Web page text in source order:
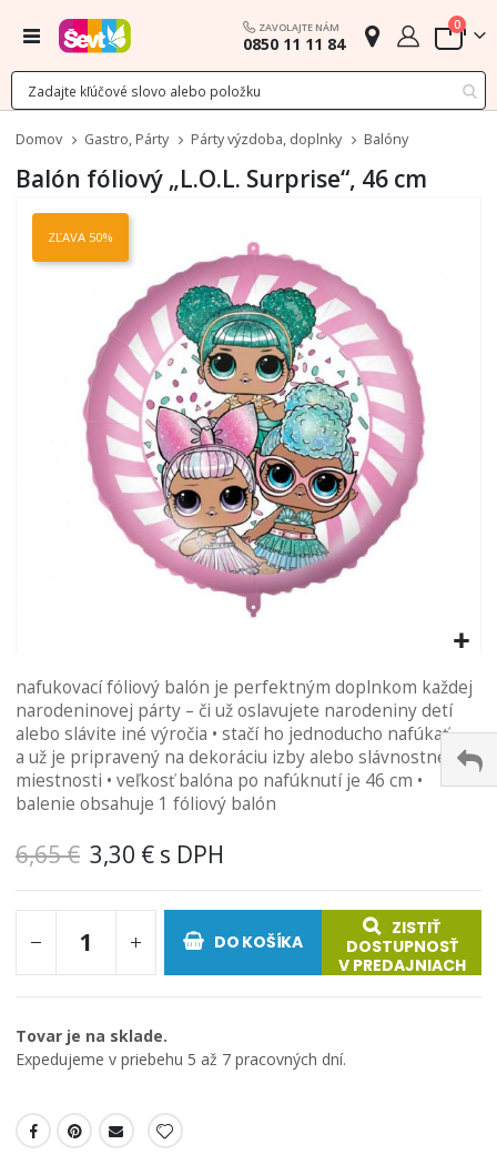
Menu ZAVOLAJTE NÁM
0850 11 11 84 Cart
0
Domov Gastro, Párty Párty výzdoba, doplnky Balóny
Balón fóliový „L.O.L. Surprise“, 46 cm
koniec
ZĽAVA 50%
na
začiatok
galérie
obrázkov
nafukovací fóliový balón je perfektným doplnkom každej
narodeninovej párty – či už oslavujete narodeniny detí
alebo slávite iné výročia • stačí ho jednoducho nafúkať
a už je pripravený na dekoráciu izby alebo slávnostnej
miestnosti • veľkosť balóna po nafúknutí je 46 cm •
balenie obsahuje 1 fóliový balón
6,65 € 3,30 €
DO KOŠÍKA
ZISTIŤ
DOSTUPNOSŤ
V PREDAJNIACH
Tovar je na sklade.
Expedujeme v priebehu 5 až 7 pracovných dní.